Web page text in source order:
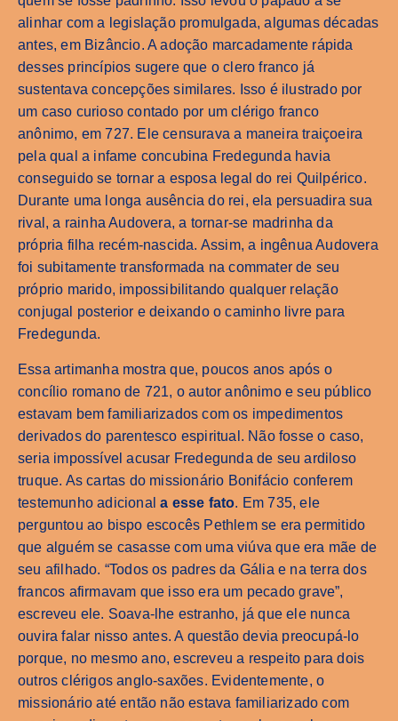
alinhar com a legislação promulgada, algumas décadas
antes, em Bizâncio. A adoção marcadamente rápida
desses princípios sugere que o clero franco já
sustentava concepções similares. Isso é ilustrado por
um caso curioso contado por um clérigo franco
anônimo, em 727. Ele censurava a maneira traiçoeira
pela qual a infame concubina Fredegunda havia
conseguido se tornar a esposa legal do rei Quilpérico.
Durante uma longa ausência do rei, ela persuadira sua
rival, a rainha Audovera, a tornar-se madrinha da
própria filha recém-nascida. Assim, a ingênua Audovera
foi subitamente transformada na commater de seu
próprio marido, impossibilitando qualquer relação
conjugal posterior e deixando o caminho livre para
Fredegunda.
Essa artimanha mostra que, poucos anos após o
concílio romano de 721, o autor anônimo e seu público
estavam bem familiarizados com os impedimentos
derivados do parentesco espiritual. Não fosse o caso,
seria impossível acusar Fredegunda de seu ardiloso
truque. As cartas do missionário Bonifácio conferem
testemunho adicionala esse fato. Em 735, ele
perguntou ao bispo escocês Pethlem se era permitido
que alguém se casasse com uma viúva que era mãe de
seu afilhado. “Todos os padres da Gália e na terra dos
francos afirmavam que isso era um pecado grave”,
escreveu ele. Soava-lhe estranho, já que ele nunca
ouvira falar nisso antes. A questão devia preocupá-lo
porque, no mesmo ano, escreveu a respeito para dois
outros clérigos anglo-saxões. Evidentemente, o
missionário até então não estava familiarizado com